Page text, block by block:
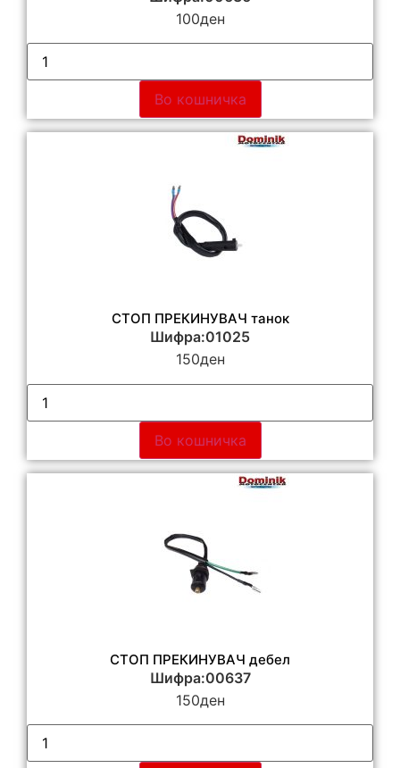
100ден
Во кошничка
СТОП ПРЕКИНУВАЧ танок
Шифра:01025
150ден
Во кошничка
СТОП ПРЕКИНУВАЧ дебел
Шифра:00637
150ден